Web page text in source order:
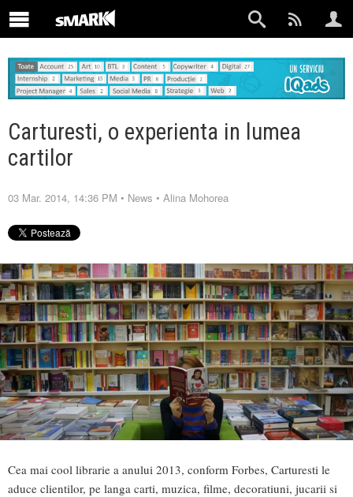
Carturesti, o experienta in lumea
cartilor
03 Mar. 2014, 14:36 PM • News • Alina Mohorea
Cea mai cool librarie a anului 2013, conform Forbes, Carturesti le
aduce clientilor, pe langa carti, muzica, filme, decoratiuni, jucarii si